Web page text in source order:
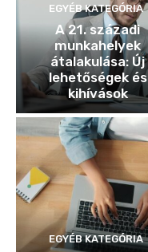
EGYÉB KATEGÓRIA
A 21. századi
munkahelyek
átalakulása: Új
lehetőségek és
kihívások
EGYÉB KATEGÓRIA